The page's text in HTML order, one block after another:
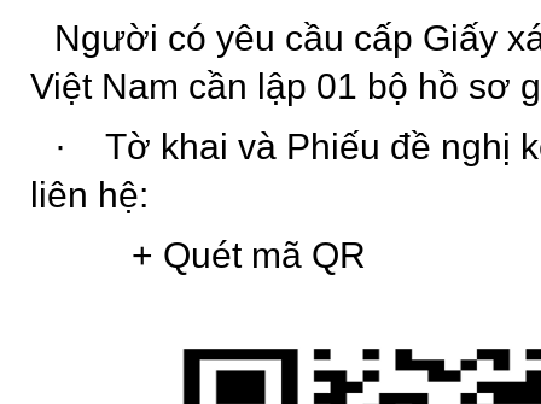
Người có yêu cầu cấp Giấy
Việt Nam cần lập 01 bộ hồ sơ
·
Tờ khai và Phiếu đề nghị
liên hệ:
+ Quét mã QR